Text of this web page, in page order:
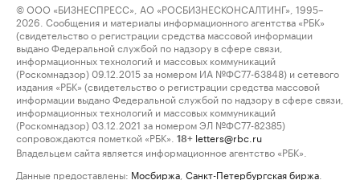
© ООО «БИЗНЕСПРЕСС», АО «РОСБИЗНЕСКОНСАЛТИНГ», 1995–
2026. Сообщения и материалы информационного агентства «РБК»
(свидетельство о регистрации средства массовой информации
выдано Федеральной службой по надзору в сфере связи,
информационных технологий и массовых коммуникаций
(Роскомнадзор) 09.12.2015 за номером ИА №ФС77-63848) и сетевого
издания «РБК» (свидетельство о регистрации средства массовой
информации выдано Федеральной службой по надзору в сфере связи,
информационных технологий и массовых коммуникаций
(Роскомнадзор) 03.12.2021 за номером ЭЛ №ФС77-82385)
сопровождаются пометкой «РБК».
18+ letters@rbc.ru
Владельцем сайта является информационное агентство «РБК».
Данные предоставлены: Мосбиржа Санкт-Петербургская биржа